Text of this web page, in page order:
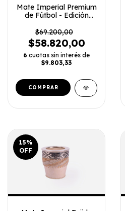
Mate Imperial Premium
de Fútbol - Edición
(Alpaca y Cuero)
$69.200,00
$58.820,00
6 cuotas sin interés de
$9.803,33
COMPRAR
15%
OFF